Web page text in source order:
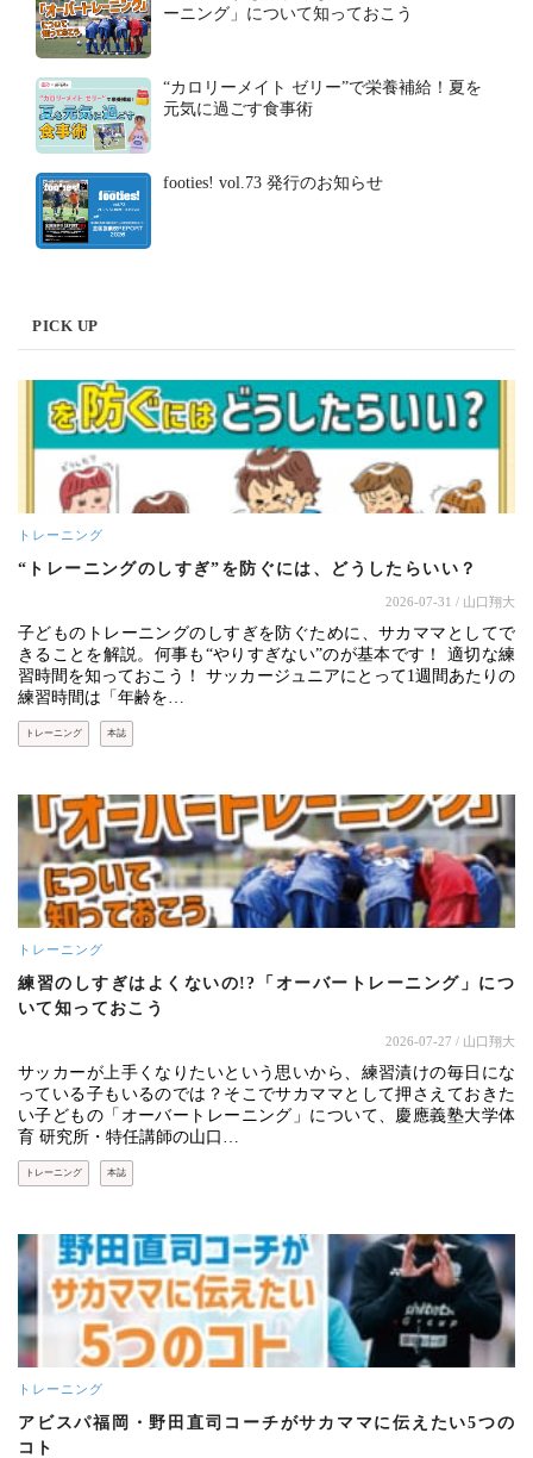
ーニング」について知っておこう
“カロリーメイト ゼリー”で栄養補給！夏を
元気に過ごす食事術
footies! vol.73 発行のお知らせ
PICK UP
トレーニング
“トレーニングのしすぎ”を防ぐには、どうしたらいい？
2026-07-31 / 山口翔大
子どものトレーニングのしすぎを防ぐために、サカママとしてで
きることを解説。何事も“やりすぎない”のが基本です！ 適切な練
習時間を知っておこう！ サッカージュニアにとって1週間あたりの
練習時間は「年齢を…
トレーニング 本誌
トレーニング
練習のしすぎはよくないの!?「オーバートレーニング」につ
いて知っておこう
2026-07-27 / 山口翔大
サッカーが上手くなりたいという思いから、練習漬けの毎日にな
っている子もいるのでは？そこでサカママとして押さえておきた
い子どもの「オーバートレーニング」について、慶應義塾大学体
育 研究所・特任講師の山口…
トレーニング 本誌
トレーニング
アビスパ福岡・野田直司コーチがサカママに伝えたい5つの
コト